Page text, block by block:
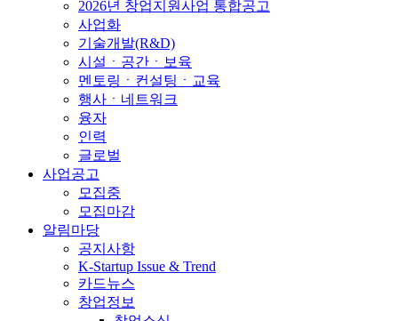
2026년 창업지원사업 통합공고
사업화
기술개발(R&D)
시설ㆍ공간ㆍ보육
멘토링ㆍ컨설팅ㆍ교육
행사ㆍ네트워크
융자
인력
글로벌
사업공고
모집중
모집마감
알림마당
공지사항
K-Startup Issue & Trend
카드뉴스
창업정보